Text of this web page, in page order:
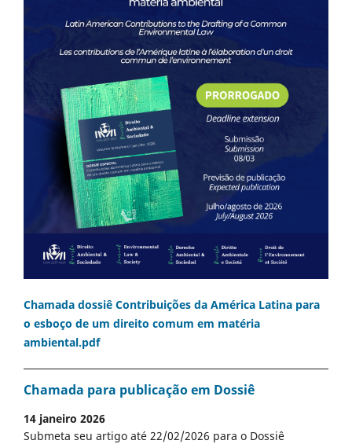
Chamada dossiê Contribuições da América Latina para
o esboço de um direito comum em matéria
ambiental.pdf
Chamada para publicação em Dossiê
14 janeiro 2026
Submeta seu artigo até 22/02/2026 para o Dossiê